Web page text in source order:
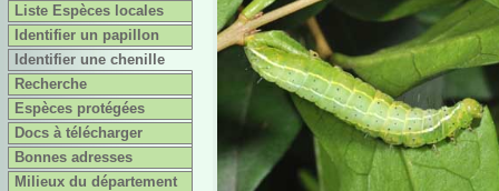
Liste Espèces locales
Identifier un papillon
Identifier une chenille
Recherche
Espèces protégées
Docs à télécharger
Bonnes adresses
Milieux du département